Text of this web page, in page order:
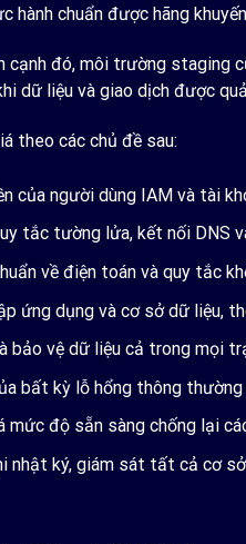
chuẩn được hãng
đó, môi trường
dữ liệu và giao dịch được
theo các chủ đề sau:
của người dùng IAM và tài
tắc tường lửa, kết nối DNS
về điện toán và quy tắc
ứng dụng và cơ sở dữ liệu,
bảo vệ dữ liệu cả trong mọi
bất kỳ lỗ hổng thông
mức độ sẵn sàng chống lại
nhật ký, giám sát tất cả cơ